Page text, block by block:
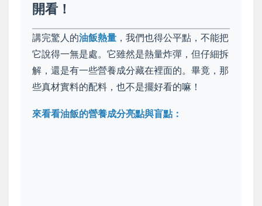
開看！
講完驚人的油飯熱量 ，我們也得公平點，不能把
它說得一無是處。它雖然是熱量炸彈，但仔細拆
解，還是有一些營養成分藏在裡面的。畢竟，那
些真材實料的配料，也不是擺好看的嘛！
來看看油飯的營養成分亮點與盲點：